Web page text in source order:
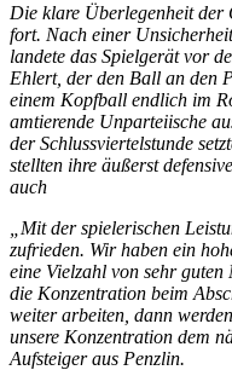
Die klare Überlegenheit der
fort. Nach einer
landete das Spielgerät vor
Ehlert, der den Ball an den
einem Kopfball endlich im
amtierende Unparteiische
der Schlussviertelstunde
stellten ihre äußerst
auch
„Mit der spielerischen
zufrieden. Wir haben ein
eine Vielzahl von sehr
die Konzentration beim
weiter arbeiten, dann
unsere Konzentration dem
Aufsteiger aus Penzlin.